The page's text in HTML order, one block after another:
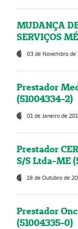
MUDANÇA
SERVIÇOS
03 de Novembro de
Prestador
(51004334-2)
01 de Janeiro de
Prestador
S/S Ltda-ME
18 de Outubro de
Prestador
(51004335-0)